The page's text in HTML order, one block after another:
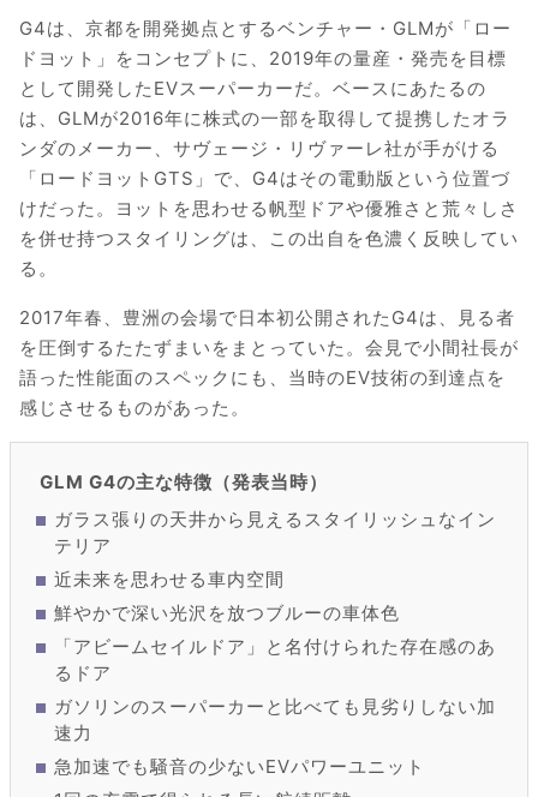
G4は、京都を開発拠点とするベンチャー・GLMが「ロー
ドヨット」をコンセプトに、2019年の量産・発売を目標
として開発したEVスーパーカーだ。ベースにあたるの
は、GLMが2016年に株式の一部を取得して提携したオラ
ンダのメーカー、サヴェージ・リヴァーレ社が手がける
「ロードヨットGTS」で、G4はその電動版という位置づ
けだった。ヨットを思わせる帆型ドアや優雅さと荒々しさ
を併せ持つスタイリングは、この出自を色濃く反映してい
る。
2017年春、豊洲の会場で日本初公開されたG4は、見る者
を圧倒するたたずまいをまとっていた。会見で小間社長が
語った性能面のスペックにも、当時のEV技術の到達点を
感じさせるものがあった。
GLM G4の主な特徴（発表当時）
ガラス張りの天井から見えるスタイリッシュなイン
テリア
近未来を思わせる車内空間
鮮やかで深い光沢を放つブルーの車体色
「アビームセイルドア」と名付けられた存在感のあ
るドア
ガソリンのスーパーカーと比べても見劣りしない加
速力
急加速でも騒音の少ないEVパワーユニット